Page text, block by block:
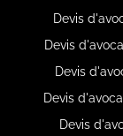
Devis
Devis
Devis
Devis
Devis